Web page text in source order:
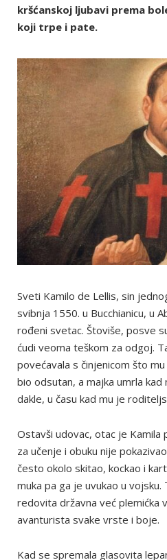
kršćanskoj ljubavi prema
koji trpe i pate.
Sveti Kamilo de Lellis, sin
svibnja 1550. u Bucchianicu, u
rođeni svetac. Štoviše, posve
ćudi veoma teškom za odgoj.
povećavala s činjenicom što
bio odsutan, a majka umrla
dakle, u času kad mu je
Ostavši udovac, otac je Kamila
za učenje i obuku nije
često okolo skitao, kockao i
muka pa ga je uvukao u vojsku.
redovita državna već plemićka
avanturista svake vrste i boje.
Kad se spremala glasovita